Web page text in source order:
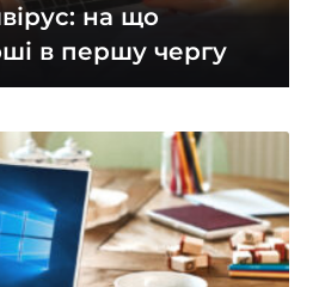
на що
в першу чергу